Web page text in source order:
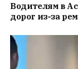
Водителям в
дорог из-за